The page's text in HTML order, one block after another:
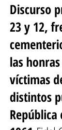
Discurso
23 y 12,
las
víctimas
distintos